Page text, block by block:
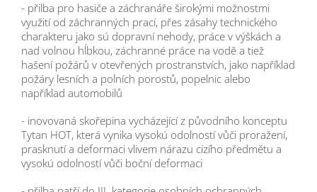
- přilba pro hasiče a záchranáře širokými možnostmi
využití od záchranných prací, přes zásahy technického
charakteru jako sú dopravní nehody, práce v výškách a
nad volnou hĺbkou, záchranné práce na vodě a tiež
hašení požárů v otevřených prostranstvích, jako například
požáry lesních a polních porostů, popelnic alebo
například automobilů
- inovovaná skořepina vycházející z původního konceptu
Tytan HOT, která vynika vysokú odolností vůči proražení,
prasknutí a deformaci vlivem nárazu cizího předmětu a
vysokú odolností vůči boční deformaci